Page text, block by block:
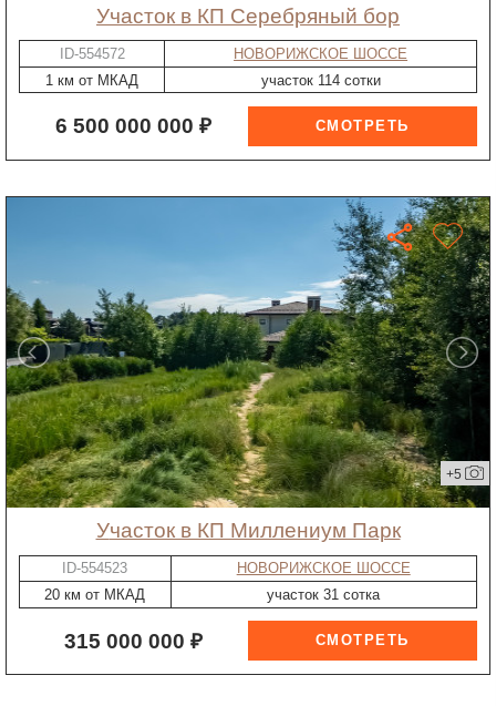
участок в КП Серебряный бор
ID-554572
НОВОРИЖСКОЕ ШОССЕ
1 км от МКАД
участок 114 сотки
6 500 000 000 ₽
+5
участок в КП Миллениум Парк
ID-554523
НОВОРИЖСКОЕ ШОССЕ
20 км от МКАД
участок 31 сотка
315 000 000 ₽